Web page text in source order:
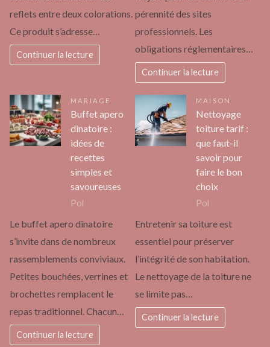
reflets entre deux colorations.
Ce produit s’adresse…
Continuer la lecture
pérennité des sites
professionnels. Les
obligations réglementaires…
Continuer la lecture
MARIAGE
Buffet apero
dinatoire :
idées de
recettes
simples et
savoureuses
Pol
Le buffet apero dinatoire
s’invite dans de nombreux
rassemblements conviviaux.
Petites bouchées, verrines et
brochettes remplacent le
repas traditionnel. Chacun…
Continuer la lecture
MAISON
Nettoyage
toiture tarif :
que faut-il
savoir pour
faire le bon
choix
Pol
Entretenir sa toiture est
essentiel pour préserver
l’intégrité de son habitation.
Le nettoyage de la toiture ne
se limite pas…
Continuer la lecture